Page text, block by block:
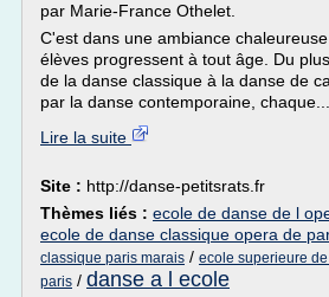
par Marie-France Othelet.
C'est dans une ambiance
élèves progressent à tout âge. Du
de la danse classique à la danse de
par la danse contemporaine, chaque...
Lire la suite
Site : http://danse-petitsrats.fr
Thèmes liés : ecole de danse de l
ecole de danse classique opera de
classique paris marais / ecole superieure
paris / danse a l ecole